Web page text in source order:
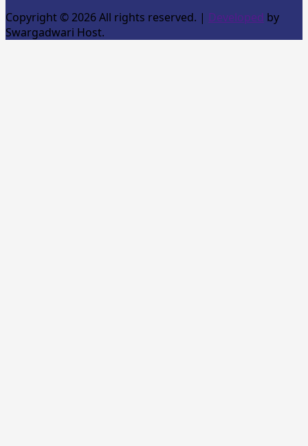
Copyright © 2026 All rights reserved. | Developed by
Swargadwari Host.